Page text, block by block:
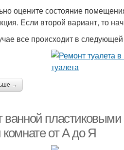
оцените состояние
Если второй вариант, то
все происходит в
→
ванной
комнате от А до Я